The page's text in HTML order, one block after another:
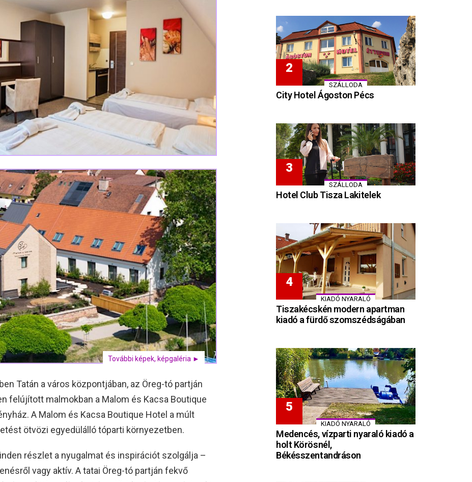
További képek, képgaléria ►
Tatán a város központjában, az Öreg-tó partján
felújított malmokban a Malom és Kacsa Boutique
A Malom és Kacsa Boutique Hotel a múlt
ötvözi egyedülálló tóparti környezetben.
részlet a nyugalmat és inspirációt szolgálja –
vagy aktív. A tatai Öreg-tó partján fekvő
SZÁLLODA
City Hotel Ágoston Pécs
SZÁLLODA
Hotel Club Tisza Lakitelek
KIADÓ NYARALÓ
Tiszakécskén modern apartman
kiadó a fürdő szomszédságában
KIADÓ NYARALÓ
Medencés, vízparti nyaraló kiadó a
holt Körösnél,
Békésszentandráson